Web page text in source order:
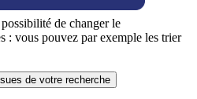
de changer le
: vous pouvez par exemple les trier
de votre recherche